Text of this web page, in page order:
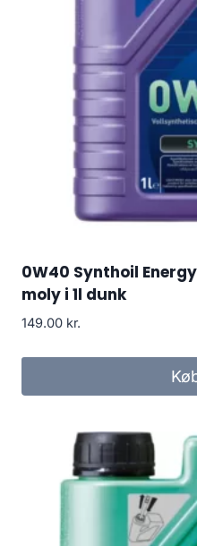
0W40 Synthoil
moly i 1l dunk
149.00 kr.